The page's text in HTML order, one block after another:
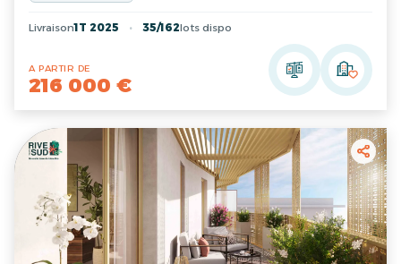
Livraison1T 2025 35/162lots dispo
A PARTIR DE
216 000 €